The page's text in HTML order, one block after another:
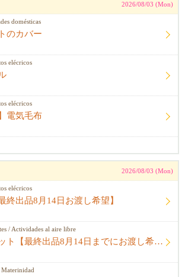
2026/08/03 (Mon)
domésticas
のカバー
elécricos
elécricos
電気毛布
2026/08/03 (Mon)
elécricos
終出品8月14日お渡し希望】
/ Actividades al aire libre
パターマット【最終出品8月14日までにお渡し希望】
Materinidad